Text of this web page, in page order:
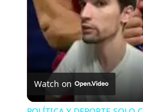
Watch on